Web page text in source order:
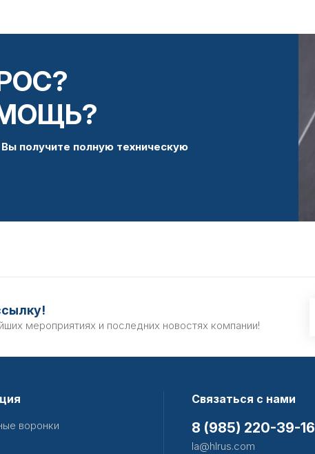
получите полную техническую
мероприятиях и последних новостях компании!
воронки
Связаться с нами
8 (985) 220-39-16
la@hlrus.com